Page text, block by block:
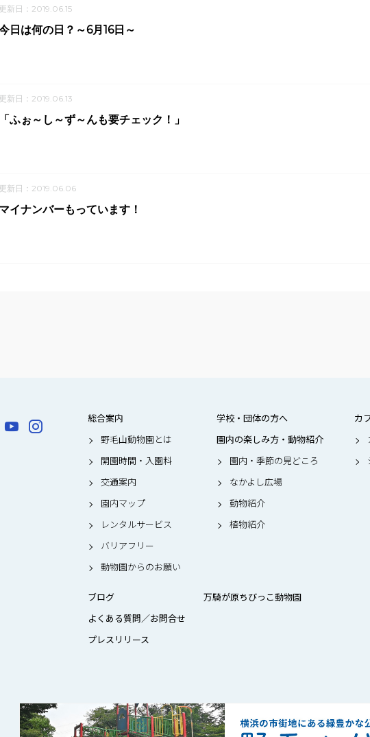
更新日：2019.06.15
日は何の日？～6月16日～
更新日：2019.06.13
「ふぉ～し～ず～んも要チェック！」
更新日：2019.06.06
マイナンバーもっています！
総合案内
野毛山動物園とは
開園時間・入園料
交通案内
園内マップ
レンタルサービス
バリアフリー
動物園からのお願い
学校・団体の方へ
園内の楽しみ方・動物紹介
園内・季節の見どころ
なかよし広場
動物紹介
植物紹介
カ
ブログ
よくある質問／お問合せ
プレスリリース
万騎が原ちびっこ動物園